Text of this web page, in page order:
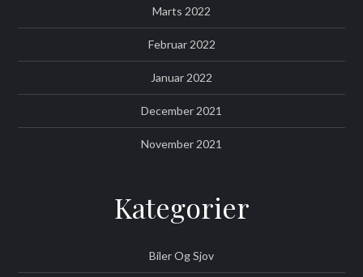
Marts 2022
Februar 2022
Januar 2022
December 2021
November 2021
Kategorier
Biler Og Sjov